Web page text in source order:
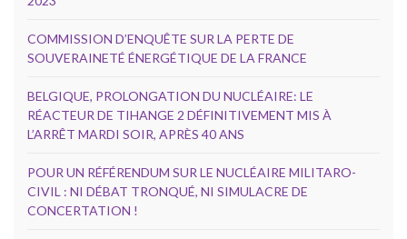
COMMISSION D’ENQUÊTE SUR LA PERTE DE
SOUVERAINETÉ ÉNERGÉTIQUE DE LA FRANCE
BELGIQUE, PROLONGATION DU NUCLÉAIRE: LE
RÉACTEUR DE TIHANGE 2 DÉFINITIVEMENT MIS À
L’ARRÊT MARDI SOIR, APRÈS 40 ANS
POUR UN RÉFÉRENDUM SUR LE NUCLÉAIRE MILITARO-
CIVIL : NI DÉBAT TRONQUÉ, NI SIMULACRE DE
CONCERTATION !